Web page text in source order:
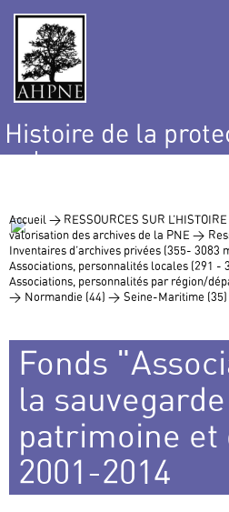
Histoire de la
nature
Accueil > RESSOURCES SUR
valorisation des archives de la PNE >
Inventaires d’archives privées (355-
Associations, personnalités locales (291 -
Associations, personnalités par région/
> Normandie (44) > Seine-Maritime
Fonds
la
patrimoine et
2001-2014